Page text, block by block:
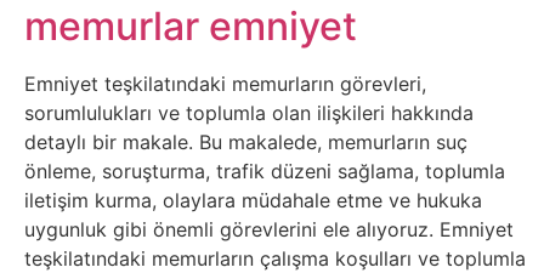
Grafik
&
Tasarım
Güvenlik
Haber
memurlar emniyet
Emniyet teşkilatındaki memurların görevleri,
sorumlulukları ve toplumla olan ilişkileri hakkında
detaylı bir makale. Bu makalede, memurların suç
önleme, soruşturma, trafik düzeni sağlama, toplumla
iletişim kurma, olaylara müdahale etme ve hukuka
uygunluk gibi önemli görevlerini ele alıyoruz. Emniyet
teşkilatındaki memurların çalışma koşulları ve toplumla